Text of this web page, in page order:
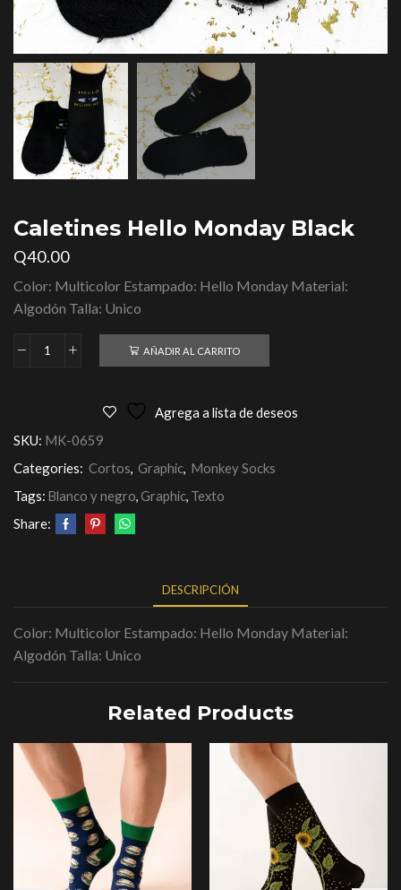
Caletines Hello Monday Black
Q40.00
Color: Multicolor Estampado: Hello Monday Material:
Algodón Talla: Unico
AÑADIR AL CARRITO
Agrega a lista de deseos
SKU: MK-0659
Categories: Cortos, Graphic, Monkey Socks
Tags: Blanco y negro,Graphic, Texto
Share:
DESCRIPCIÓN
Color: Multicolor Estampado: Hello Monday Material:
Algodón Talla: Unico
Related Products